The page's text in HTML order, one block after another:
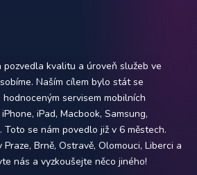
pozvedla kvalitu a úroveň služeb ve
Naším cílem bylo stát se
servisem mobilních
iPad, Macbook, Samsung,
Toto se nám povedlo již v 6 městech.
Brně, Ostravě, Olomouci, Liberci a
nás a vyzkoušejte něco jiného!